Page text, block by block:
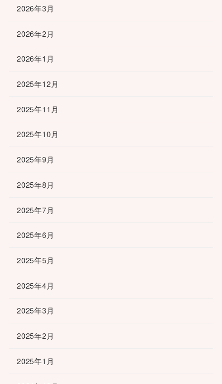
2026年3月
2026年2月
2026年1月
2025年12月
2025年11月
2025年10月
2025年9月
2025年8月
2025年7月
2025年6月
2025年5月
2025年4月
2025年3月
2025年2月
2025年1月